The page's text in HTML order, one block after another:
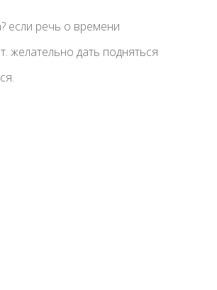
если речь о времени
желательно дать подняться